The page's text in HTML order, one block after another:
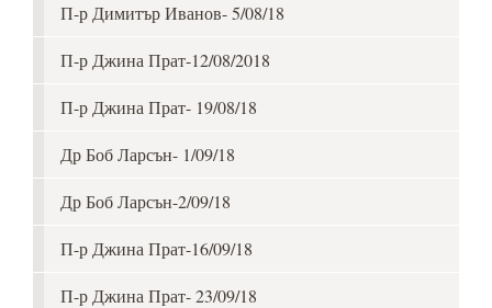
П-р Димитър Иванов- 5/08/18
П-р Джина Прат-12/08/2018
П-р Джина Прат- 19/08/18
Др Боб Ларсън- 1/09/18
Др Боб Ларсън-2/09/18
П-р Джина Прат-16/09/18
П-р Джина Прат- 23/09/18